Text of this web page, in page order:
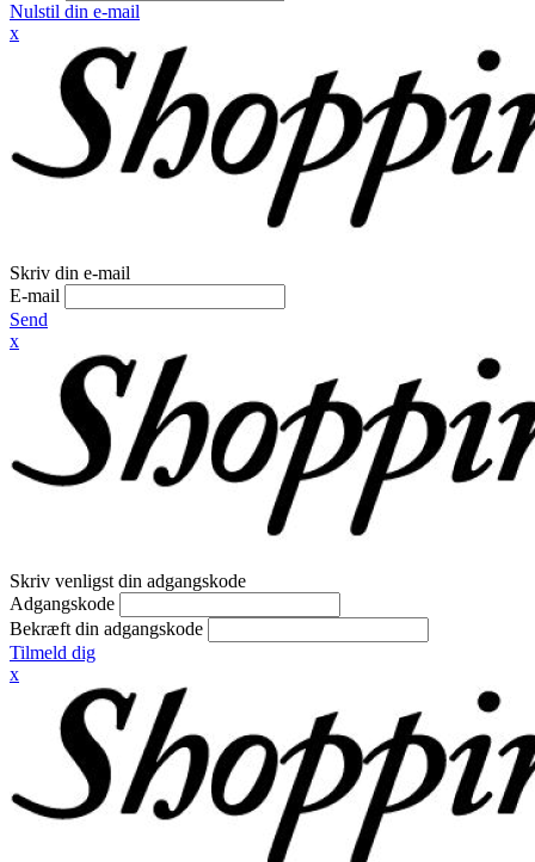
Nulstil din e-mail
x
Skriv din e-mail
E-mail
Send
x
Skriv venligst din adgangskode
Adgangskode
Bekræft din adgangskode
Tilmeld dig
x